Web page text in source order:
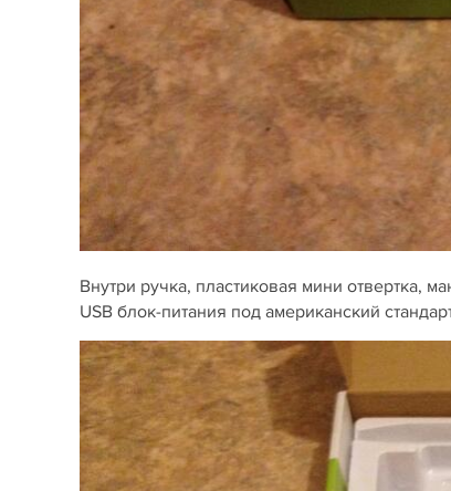
Внутри ручка, пластиковая мини отвертка,
USB блок-питания под американский